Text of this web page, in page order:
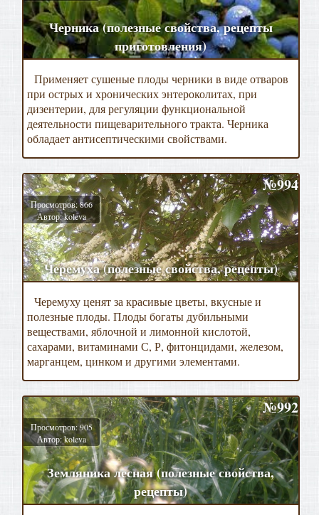
Черника (полезные свойства, рецепты
приготовления)
Применяет сушеные плоды черники в виде отваров
при острых и хронических энтероколитах, при
дизентерии, для регуляции функциональной
деятельности пищеварительного тракта. Черника
обладает антисептическими свойствами.
№994
Просмотров: 866
Автор: koleva
Черемуха (полезные свойства, рецепты)
Черемуху ценят за красивые цветы, вкусные и
полезные плоды. Плоды богаты дубильными
веществами, яблочной и лимонной кислотой,
сахарами, витаминами С, Р, фитонцидами, железом,
марганцем, цинком и другими элементами.
№992
Просмотров: 905
Автор: koleva
Земляника лесная (полезные свойства,
рецепты)